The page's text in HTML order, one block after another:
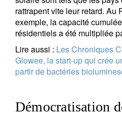
rattrapent vite leur retard. Au
exemple, la capacité
résidentiels a été multipliée
Lire aussi : Les Chroniques
Glowee, la start-up qui crée
partir de bactéries
Démocratisation